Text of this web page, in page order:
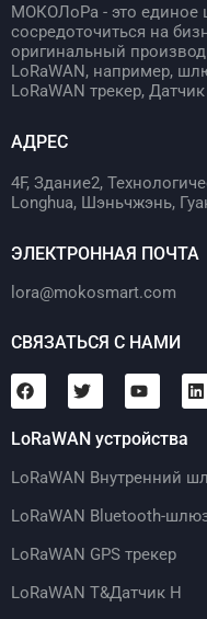
МОКОЛоРа - это
сосредоточиться на
оригинальный
LoRaWAN, например,
LoRaWAN трекер,
АДРЕС
4F, Здание2,
Longhua, Шэньчжэнь,
ЭЛЕКТРОННАЯ ПОЧТА
lora@mokosmart.com
СВЯЗАТЬСЯ С НАМИ
LoRaWAN устройства
LoRaWAN Внутренний
LoRaWAN Bluetooth-
LoRaWAN GPS трекер
LoRaWAN T&Датчик H